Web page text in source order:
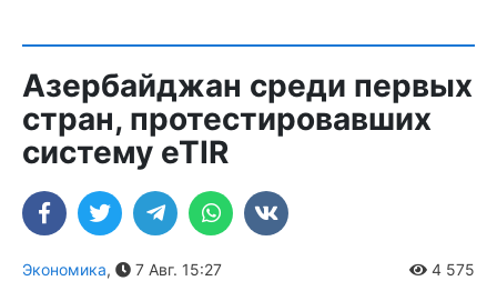
Азербайджан среди первых
стран, протестировавших
систему eTIR
Экономика, 7 Авг. 15:27 4 575